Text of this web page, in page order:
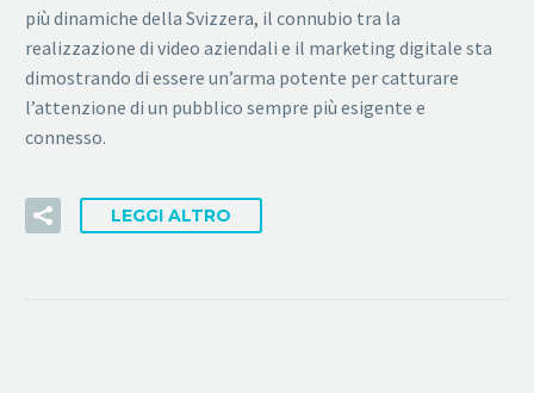
più dinamiche della Svizzera, il connubio tra la
realizzazione di video aziendali e il marketing digitale sta
dimostrando di essere un’arma potente per catturare
l’attenzione di un pubblico sempre più esigente e
connesso.
LEGGI ALTRO